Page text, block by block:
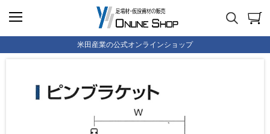
米田産業の公式オンラインショップ